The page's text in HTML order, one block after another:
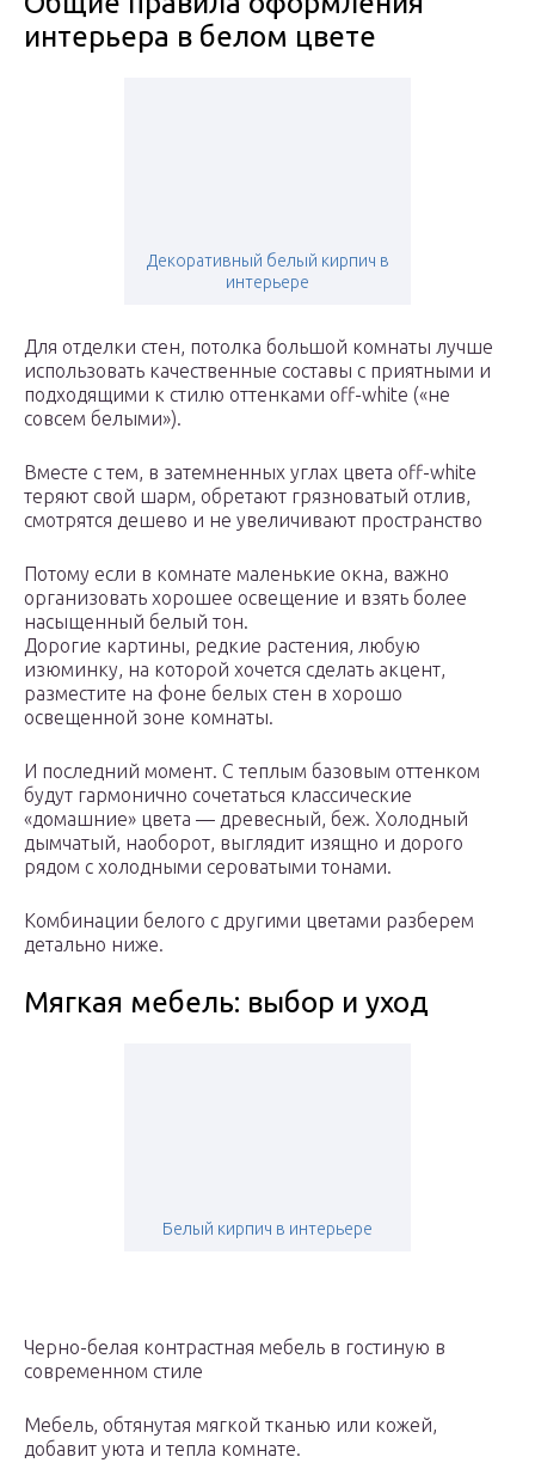
интерьера в белом цвете
Декоративный белый кирпич в
интерьере
Для отделки стен, потолка большой комнаты лучше
использовать качественные составы с приятными и
подходящими к стилю оттенками off-white («не
совсем белыми»).
Вместе с тем, в затемненных углах цвета off-white
теряют свой шарм, обретают грязноватый отлив,
смотрятся дешево и не увеличивают пространство
Потому если в комнате маленькие окна, важно
организовать хорошее освещение и взять более
насыщенный белый тон.
Дорогие картины, редкие растения, любую
изюминку, на которой хочется сделать акцент,
разместите на фоне белых стен в хорошо
освещенной зоне комнаты.
И последний момент. С теплым базовым оттенком
будут гармонично сочетаться классические
«домашние» цвета — древесный, беж. Холодный
дымчатый, наоборот, выглядит изящно и дорого
рядом с холодными сероватыми тонами.
Комбинации белого с другими цветами разберем
детально ниже.
Мягкая мебель: выбор и уход
Белый кирпич в интерьере
Черно-белая контрастная мебель в гостиную в
современном стиле
Мебель, обтянутая мягкой тканью или кожей,
добавит уюта и тепла комнате.